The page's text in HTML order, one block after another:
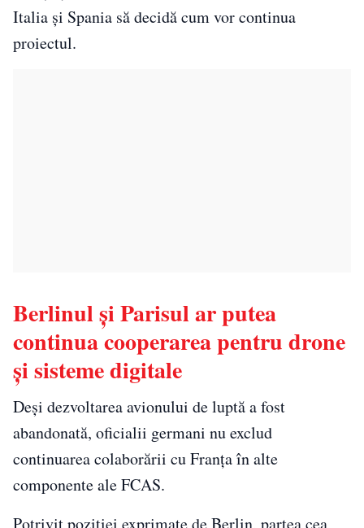
Italia și Spania să decidă cum vor continua
proiectul.
Berlinul și Parisul ar putea
continua cooperarea pentru drone
și sisteme digitale
Deși dezvoltarea avionului de luptă a fost
abandonată, oficialii germani nu exclud
continuarea colaborării cu Franța în alte
componente ale FCAS.